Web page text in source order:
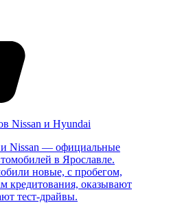
Nissan и Hyundai
и Nissan — официальные
в Ярославле.
новые, с пробегом,
кредитования, оказывают
тест-драйвы.